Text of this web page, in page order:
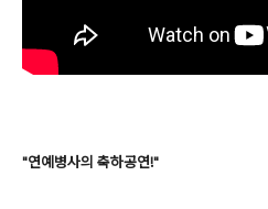
"연예병사의 축하공연!"